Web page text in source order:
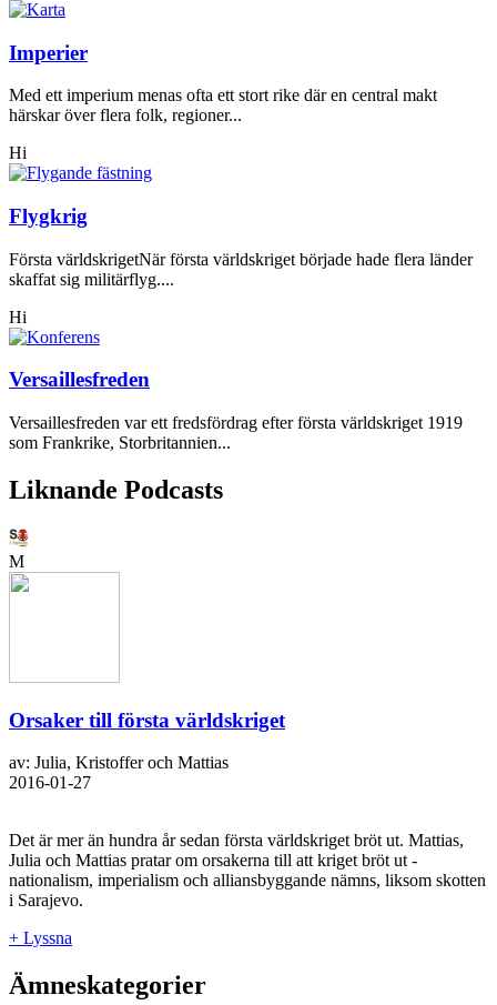
Imperier
Med ett imperium menas ofta ett stort rike där en central makt
härskar över flera folk, regioner...
Hi
Flygkrig
Första världskrigetNär första världskriget började hade flera länder
skaffat sig militärflyg....
Hi
Versaillesfreden
Versaillesfreden var ett fredsfördrag efter första världskriget 1919
som Frankrike, Storbritannien...
Liknande Podcasts
M
Orsaker till första världskriget
av: Julia, Kristoffer och Mattias
2016-01-27
Det är mer än hundra år sedan första världskriget bröt ut. Mattias,
Julia och Mattias pratar om orsakerna till att kriget bröt ut -
nationalism, imperialism och alliansbyggande nämns, liksom skotten
i Sarajevo.
+ Lyssna
Ämneskategorier